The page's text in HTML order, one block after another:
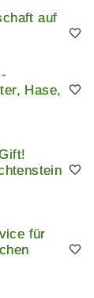
auf
Hase,
für